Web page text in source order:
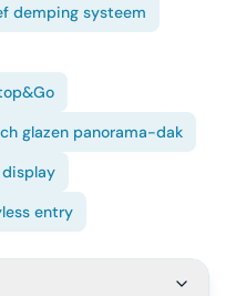
demping systeem
glazen panorama-dak
entry